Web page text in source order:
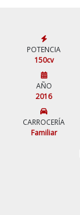
POTENCIA
150cv
AÑO
2016
CARROCERÍA
Familiar